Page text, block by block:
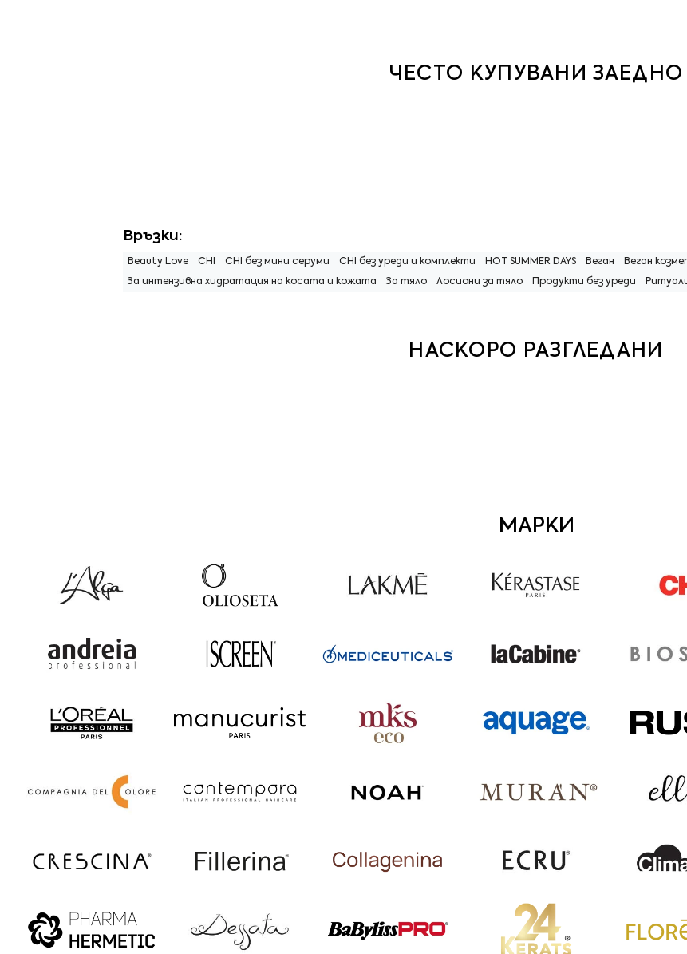
ЧЕСТО КУПУВАНИ ЗАЕДНО
Връзки:
Beauty Love CHI CHI без мини серуми CHI без уреди и комплекти HOT SUMMER DAYS Веган Веган
За интензивна хидратация на косата и кожата За тяло Лосиони за тяло Продукти без уреди
НАСКОРО РАЗГЛЕДАНИ
МАРКИ